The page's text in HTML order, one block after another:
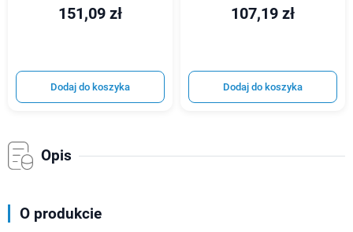
151,09 zł
Dodaj do koszyka
107,19 zł
Dodaj do koszyka
Opis
O produkcie